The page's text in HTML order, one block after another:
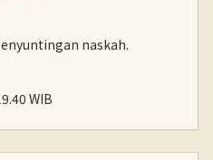
naskah.
WIB